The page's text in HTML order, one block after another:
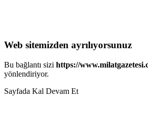
Web sitemizden ayrılıyorsunuz
Bu bağlantı sizi https://
yönlendiriyor.
Sayfada Kal Devam Et